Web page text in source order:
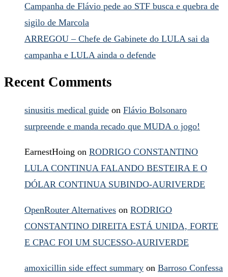
Campanha de Flávio pede ao STF busca e quebra de
sigilo de Marcola
ARREGOU – Chefe de Gabinete do LULA sai da
campanha e LULA ainda o defende
Recent Comments
sinusitis medical guide on Flávio Bolsonaro
surpreende e manda recado que MUDA o jogo!
EarnestHoing on RODRIGO CONSTANTINO
LULA CONTINUA FALANDO BESTEIRA E O
DÓLAR CONTINUA SUBINDO-AURIVERDE
OpenRouter Alternatives on RODRIGO
CONSTANTINO DIREITA ESTÁ UNIDA, FORTE
E CPAC FOI UM SUCESSO-AURIVERDE
amoxicillin side effect summary on Barroso Confessa